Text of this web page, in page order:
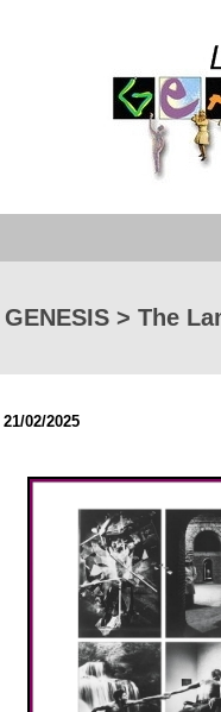
GENESIS > The
21/02/2025